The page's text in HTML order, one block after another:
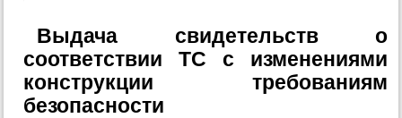
Выдача свидетельств о
соответствии ТС с изменениями
конструкции требованиям
безопасности